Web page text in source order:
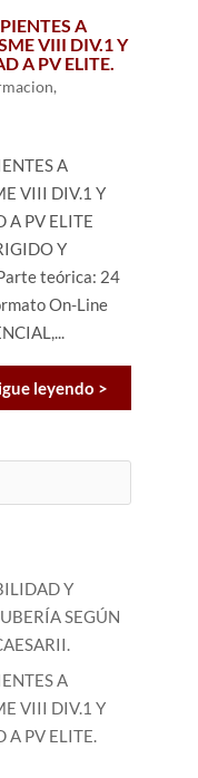
A
VIII DIV.1 Y
A PV ELITE.
,
A
VIII DIV.1 Y
A PV ELITE
Y
teórica: 24
On-Line
leyendo >
Y
SEGÚN
A
VIII DIV.1 Y
A PV ELITE.